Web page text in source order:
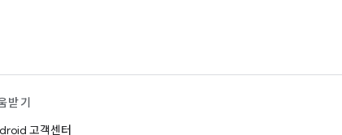
받기
고객센터